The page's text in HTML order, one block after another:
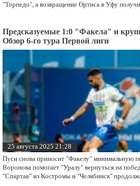
"Торпедо", а возвращение Ортиса в Уфу
Предсказуемые 1:0 "Факела" и
Обзор 6-го тура Первой лиги
25 августа 2025 21:28
Пуси снова приносит "Факелу" минимальную
Воронова помогает "Уралу" вернуться на
"Спартак" из Костромы и "Челябинск"